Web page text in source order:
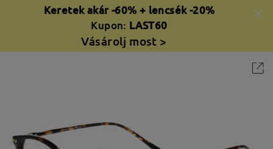
Keretek akár -60% + lencsék -20%
Kupon: LAST60
Vásárolj most >